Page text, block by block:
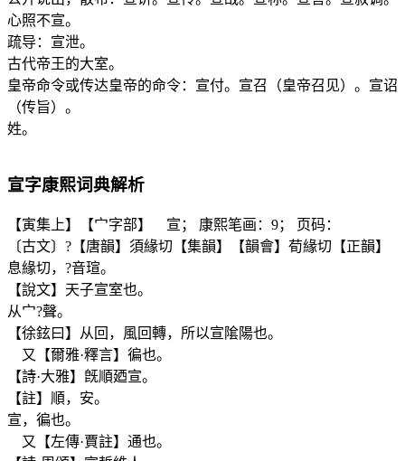
心照不宣。
疏导：宣泄。
古代帝王的大室。
皇帝命令或传达皇帝的命令：宣付。宣召（皇帝召见）。宣诏
（传旨）。
姓。
宣字康熙词典解析
【寅集上】【宀字部】 宣； 康熙笔画：9； 页码：
〔古文〕?【唐韻】須緣切【集韻】【韻會】荀緣切【正韻】
息緣切，?音瑄。
【說文】天子宣室也。
从宀?聲。
【徐鉉曰】从回，風回轉，所以宣隂陽也。
又【爾雅·釋言】徧也。
【詩·大雅】旣順廼宣。
【註】順，安。
宣，徧也。
又【左傳·賈註】通也。